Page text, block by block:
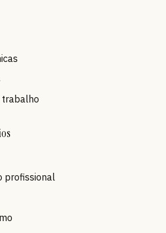
trabalho
profissional